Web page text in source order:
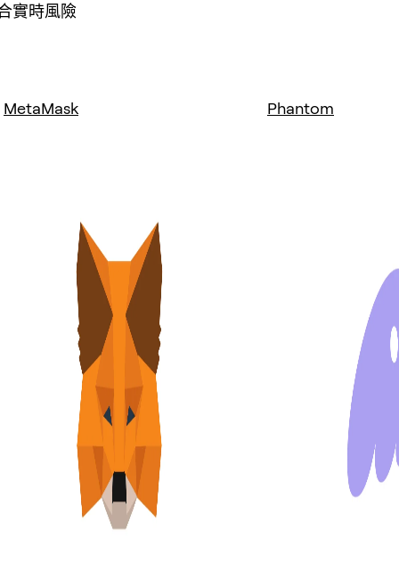
實時風險
MetaMask Phantom